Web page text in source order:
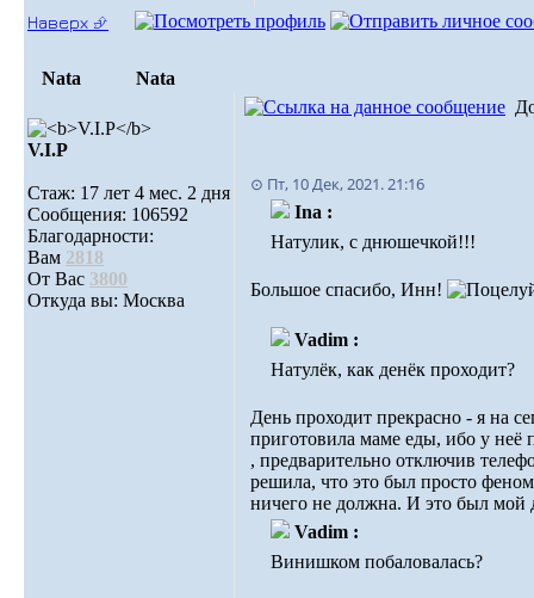
Наверх ⮵
Nata Nata
V.I.Р
Стаж: 17 лет 4 мес. 2 дня
Сообщения: 106592
Благодарности:
Вам 2818
От Вас 3800
Откуда вы: Москва
⊙ Пт, 10 Дек, 2021. 21:16
Ina :
Натулик, с днюшечкой!!!
Большое спасибо, Инн!
Vadim :
Натулёк, как денёк проходит?
День проходит прекрасно - я на
приготовила маме еды, ибо у неё
, предварительно отключив
решила, что это был просто
ничего не должна. И это был мой
Vadim :
Винишком побаловалась?